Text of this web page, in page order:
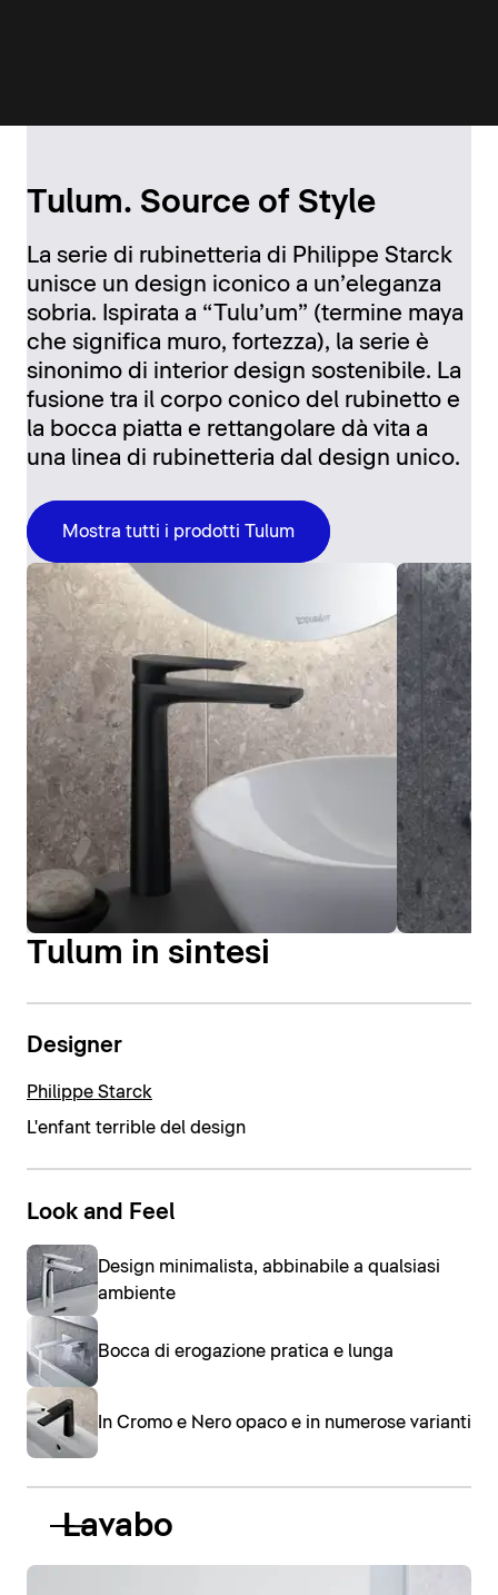
Tulum. Source of Style
La serie di rubinetteria di Philippe Starck
unisce un design iconico a un’eleganza
sobria. Ispirata a “Tulu’um” (termine maya
che significa muro, fortezza), la serie è
sinonimo di interior design sostenibile. La
fusione tra il corpo conico del rubinetto e
la bocca piatta e rettangolare dà vita a
una linea di rubinetteria dal design unico.
Mostra tutti i prodotti Tulum
Tulum in sintesi
Designer
Philippe Starck
L'enfant terrible del design
Look and Feel
Design minimalista, abbinabile a qualsiasi
ambiente
Bocca di erogazione pratica e lunga
In Cromo e Nero opaco e in numerose varianti
Lavabo